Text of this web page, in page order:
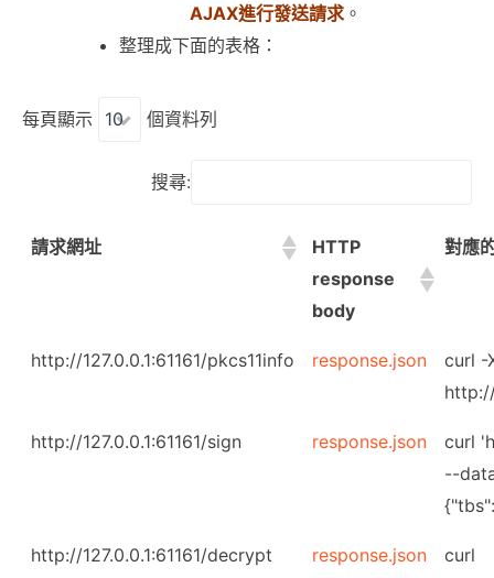
AJAX進行發送請求。
整理成下面的表格：
每頁顯示 個資料列
搜尋:
請求網址
HTTP
response
body
對應
http://127.0.0.1:61161/pkcs11info response.json
curl -
http://127.0.0.1:61161/sign response.json
curl
--
http://127.0.0.1:61161/decrypt response.json
curl